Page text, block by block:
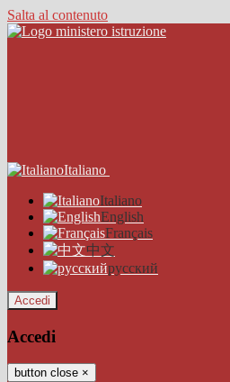
Salta al contenuto
Italiano
Italiano
English
Français
中文
русский
Accedi
Accedi
button close ×